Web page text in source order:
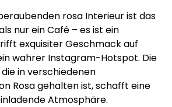
rosa Interieur ist das
nur ein Café – es ist ein
exquisiter Geschmack auf
wahrer Instagram-Hotspot. Die
in verschiedenen
Rosa gehalten ist, schafft eine
Atmosphäre.